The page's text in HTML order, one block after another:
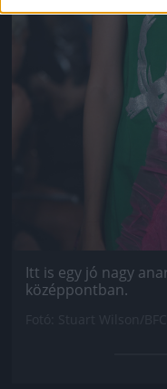
Itt is egy jó nagy
középpontban.